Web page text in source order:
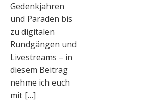
Gedenkjahren
und Paraden bis
zu digitalen
Rundgängen und
Livestreams – in
diesem Beitrag
nehme ich euch
mit […]